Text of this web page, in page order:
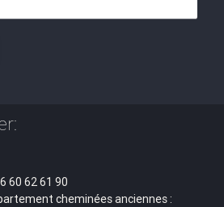
60 62 61 90
cheminées anciennes :